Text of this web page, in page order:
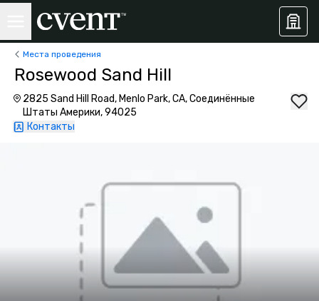
Места проведения
Rosewood Sand Hill
2825 Sand Hill Road, Menlo Park, CA, Соединённые
Штаты Америки, 94025
Контакты